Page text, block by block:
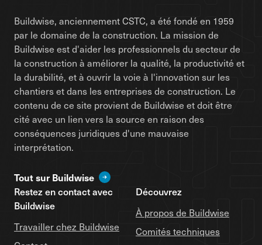
Buildwise, anciennement CSTC, a été fondé en 1959
par le domaine de la construction. La mission de
Buildwise est d'aider les professionnels du secteur de
la construction à améliorer la qualité, la productivité et
la durabilité, et à ouvrir la voie à l'innovation sur les
chantiers et dans les entreprises de construction. Le
contenu de ce site provient de Buildwise et doit être
cité avec un lien vers la source en raison des
conséquences juridiques d'une mauvaise
interprétation.
Tout sur Buildwise
Restez en contact avec
Buildwise
Travailler chez Buildwise
Découvrez
À propos de Buildwise
Comités techniques